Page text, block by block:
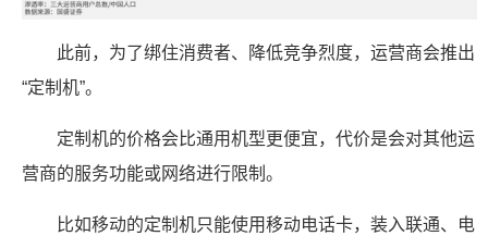
此前，为了绑住消费者、降低竞争烈度，运营商会推出
“定制机”。
定制机的价格会比通用机型更便宜，代价是会对其他运
营商的服务功能或网络进行限制。
比如移动的定制机只能使用移动电话卡，装入联通、电